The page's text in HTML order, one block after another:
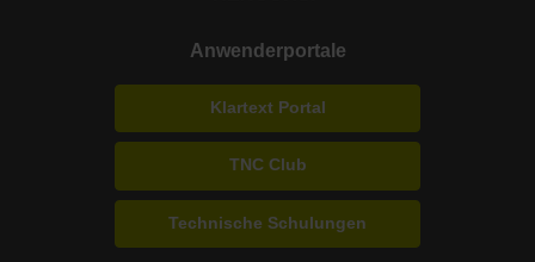
Anwenderportale
Klartext Portal
TNC Club
Technische Schulungen